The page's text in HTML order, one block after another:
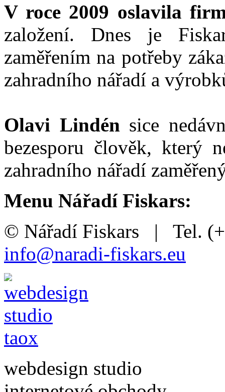
V roce 2009 oslavila
založení. Dnes je
zaměřením na potřeby
zahradního nářadí a
Olavi Lindén sice
bezesporu člověk, který
zahradního nářadí
Menu Nářadí Fiskars:
© Nářadí Fiskars | Tel.
info@naradi-fiskars.eu
webdesign studio